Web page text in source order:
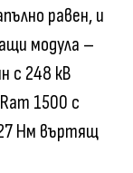
равен, и
модула –
с 248 кВ
1500 с
Нм въртящ